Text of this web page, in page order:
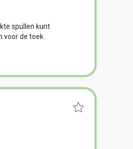
spullen kunt
voor de toek